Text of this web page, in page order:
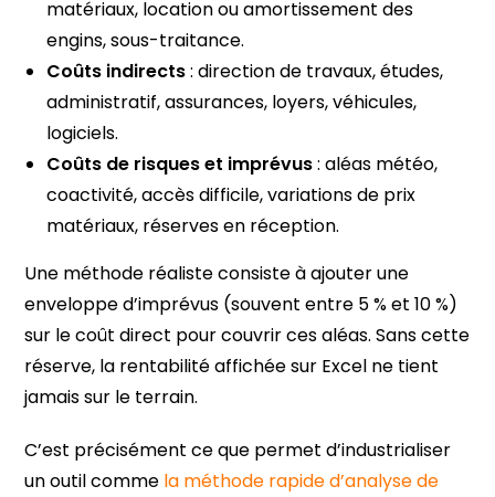
matériaux, location ou amortissement des
engins, sous-traitance.
Coûts indirects: direction de travaux, études,
administratif, assurances, loyers, véhicules,
logiciels.
Coûts de risques et imprévus: aléas météo,
coactivité, accès difficile, variations de prix
matériaux, réserves en réception.
Une méthode réaliste consiste à ajouter une
enveloppe d’imprévus (souvent entre 5 % et 10 %)
sur le coût direct pour couvrir ces aléas. Sans cette
réserve, la rentabilité affichée sur Excel ne tient
jamais sur le terrain.
C’est précisément ce que permet d’industrialiser
un outil comme la méthode rapide d’analyse de